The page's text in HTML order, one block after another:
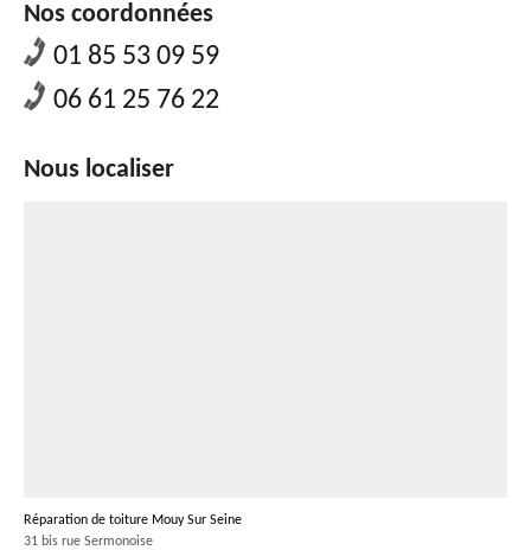
Nos coordonnées
01 85 53 09 59
06 61 25 76 22
Nous localiser
Réparation de toiture Mouy Sur Seine
31 bis rue Sermonoise